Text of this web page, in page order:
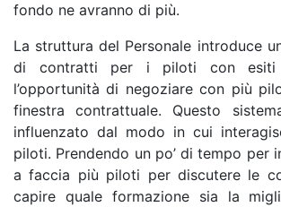
fondo ne avranno di più.
La struttura del Personale introduce
di contratti per i piloti con esiti
l’opportunità di negoziare con più
finestra contrattuale. Questo
influenzato dal modo in cui
piloti. Prendendo un po’ di tempo per
a faccia più piloti per discutere le
capire quale formazione sia la